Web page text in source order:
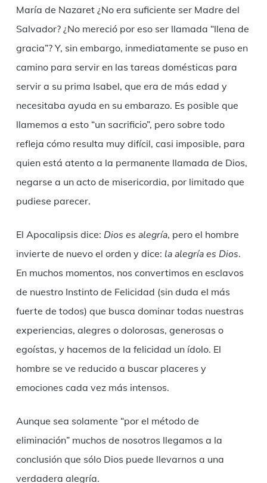
María de Nazaret ¿No era suficiente ser Madre del
Salvador? ¿No mereció por eso ser llamada “llena de
gracia”? Y, sin embargo, inmediatamente se puso en
camino para servir en las tareas domésticas para
servir a su prima Isabel, que era de más edad y
necesitaba ayuda en su embarazo. Es posible que
llamemos a esto “un sacrificio”, pero sobre todo
refleja cómo resulta muy difícil, casi imposible, para
quien está atento a la permanente llamada de Dios,
negarse a un acto de misericordia, por limitado que
pudiese parecer.
El Apocalipsis dice: Dios es alegría, pero el hombre
invierte de nuevo el orden y dice: la alegría es Dios.
En muchos momentos, nos convertimos en esclavos
de nuestro Instinto de Felicidad (sin duda el más
fuerte de todos) que busca dominar todas nuestras
experiencias, alegres o dolorosas, generosas o
egoístas, y hacemos de la felicidad un ídolo. El
hombre se ve reducido a buscar placeres y
emociones cada vez más intensos.
Aunque sea solamente “por el método de
eliminación” muchos de nosotros llegamos a la
conclusión que sólo Dios puede llevarnos a una
verdadera alegría.